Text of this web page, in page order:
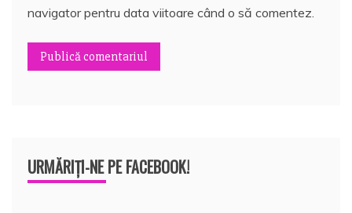
navigator pentru data viitoare când o să comentez.
URMĂRIȚI-NE PE FACEBOOK!